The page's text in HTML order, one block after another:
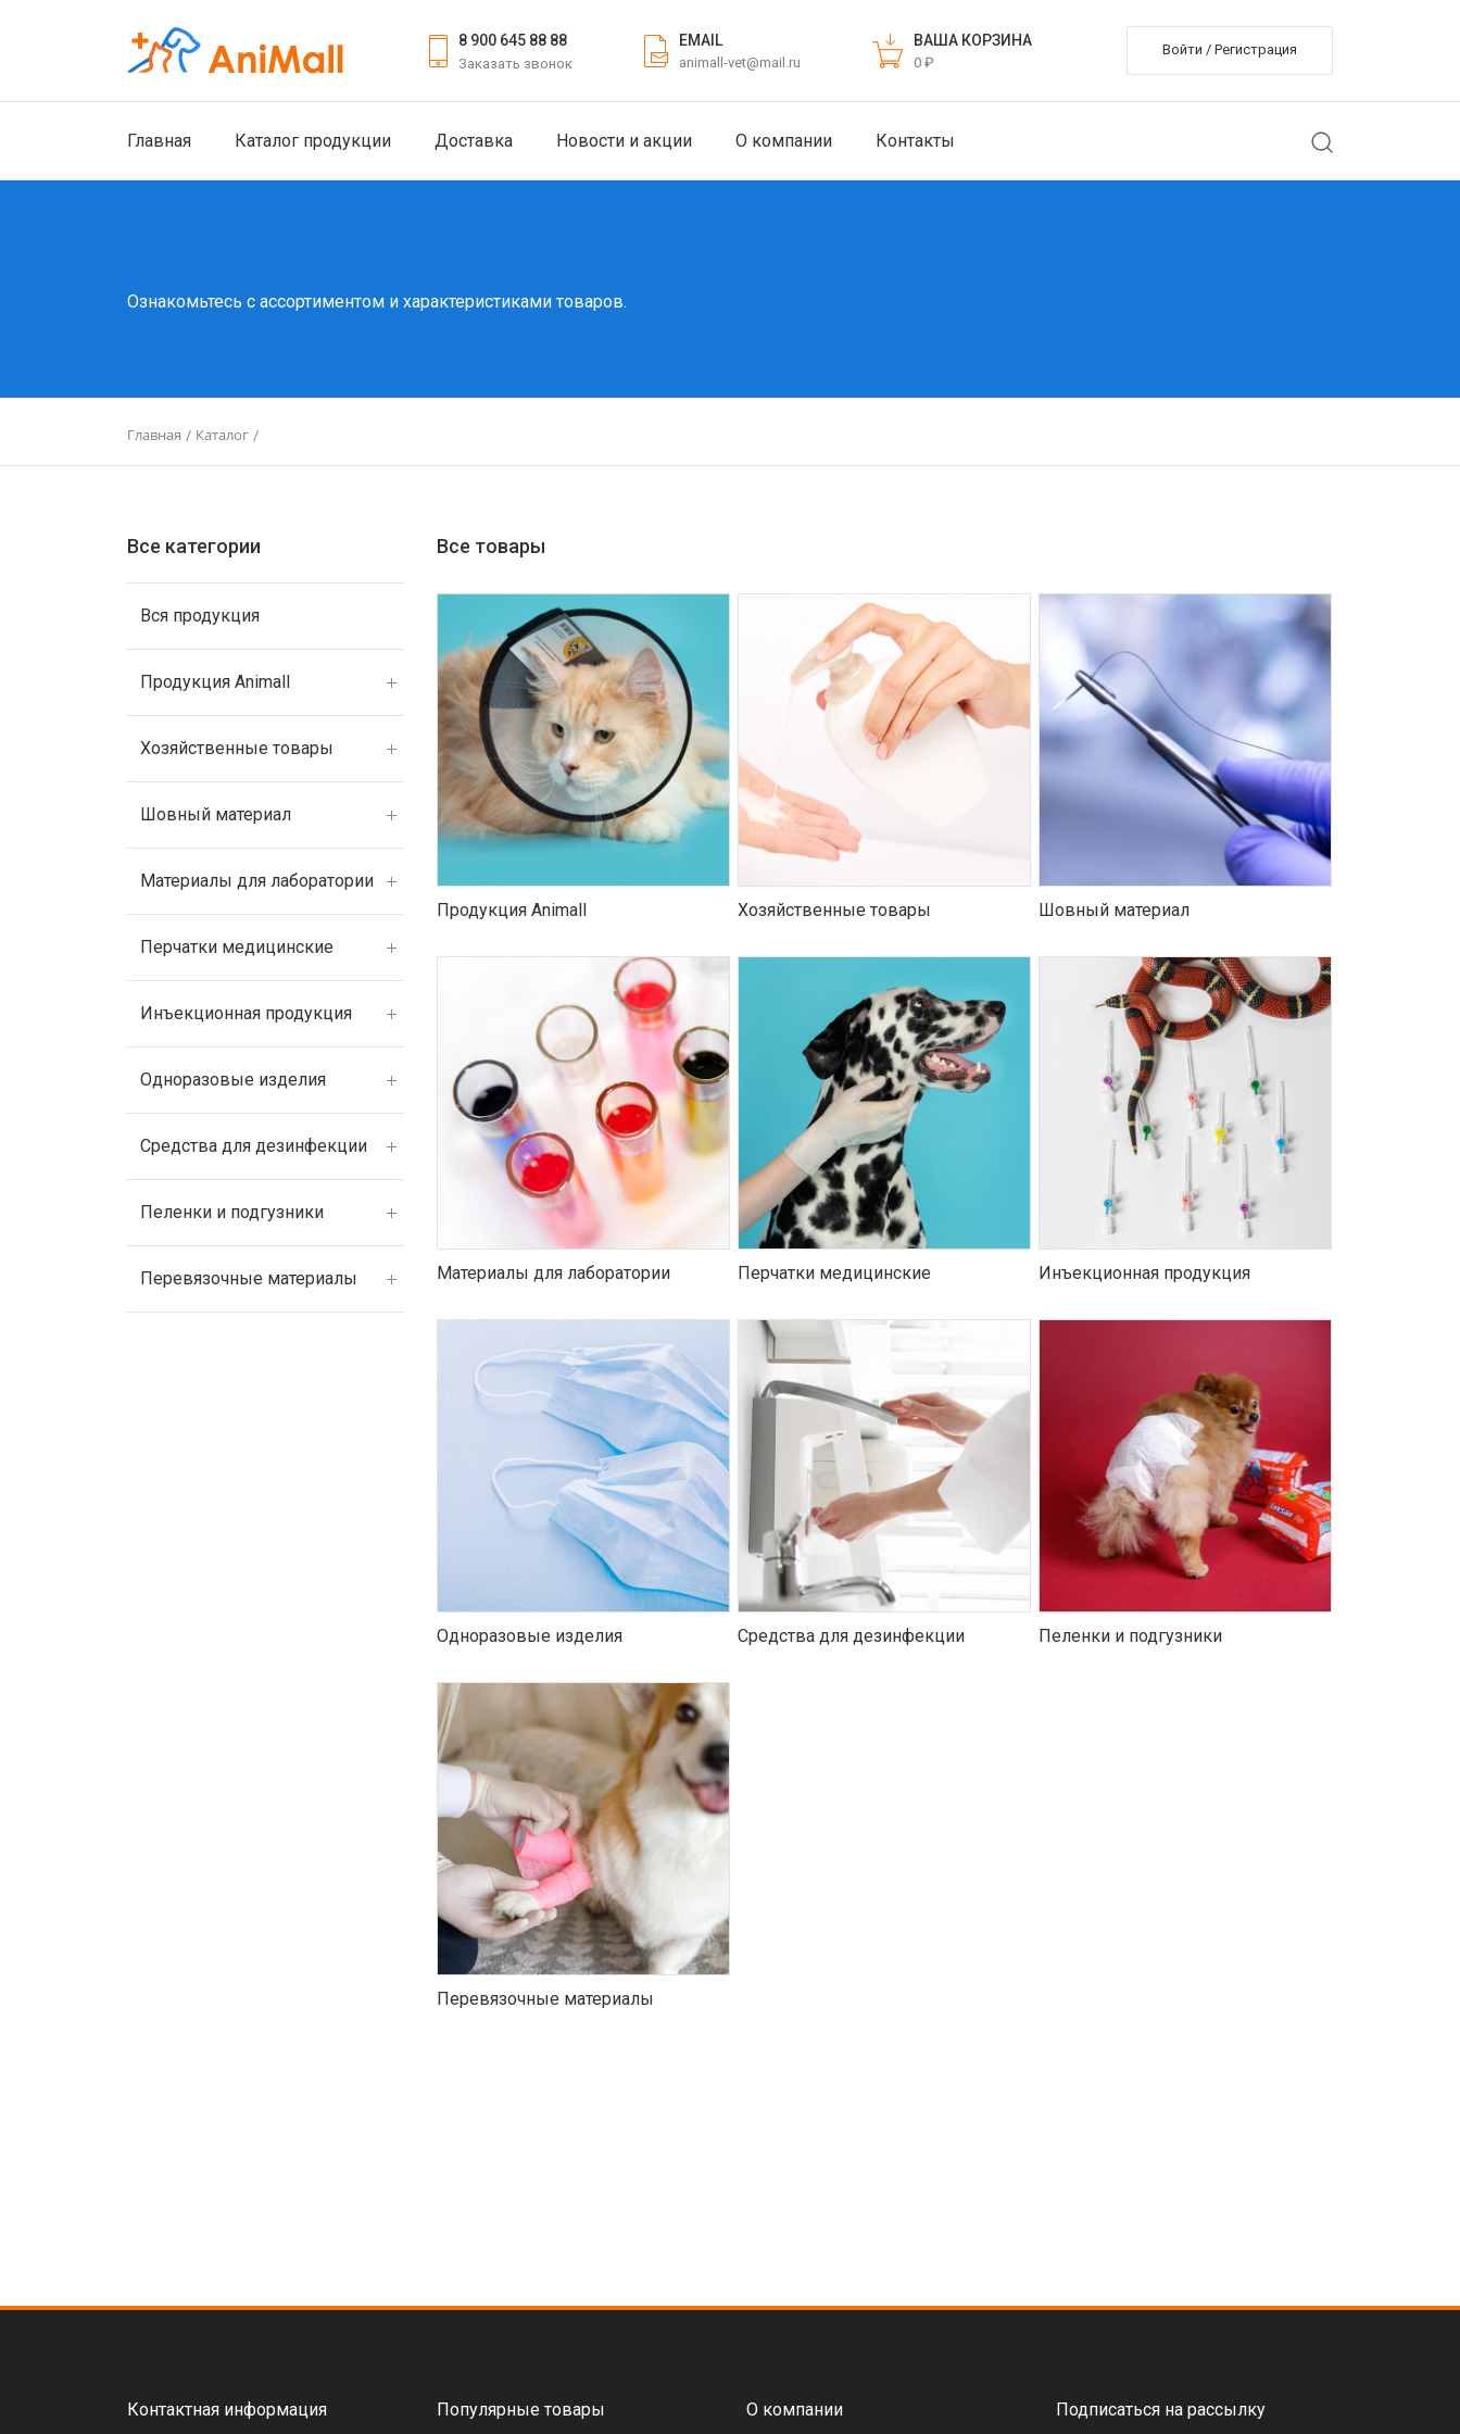
8 900 645 88 88
Заказать звонок
EMAIL
animall-vet@mail.ru
ВАША КОРЗИНА
0 ₽
Войти / Регистрация
Главная Каталог продукции Доставка Новости и акции О компании Контакты
Ознакомьтесь с ассортиментом и характеристиками товаров.
Главная / Каталог /
Все категории
Вся продукция
Продукция Animall
Хозяйственные товары
Шовный материал
Материалы для лаборатории
Перчатки медицинские
Инъекционная продукция
Одноразовые изделия
Средства для дезинфекции
Пеленки и подгузники
Перевязочные материалы
Все товары
Продукция Animall Хозяйственные товары Шовный материал
Материалы для лаборатории Перчатки медицинские Инъекционная продукция
Одноразовые изделия Средства для дезинфекции Пеленки и подгузники
Перевязочные материалы
Контактная информация Популярные товары О компании Подписаться на рассылку